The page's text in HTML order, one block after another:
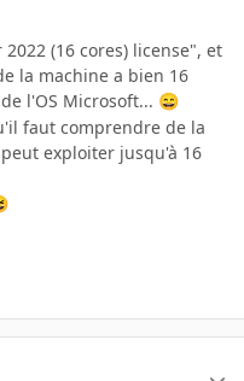
(16 cores) license", et
la machine a bien 16
l'OS Microsoft... 😄
faut comprendre de la
exploiter jusqu'à 16